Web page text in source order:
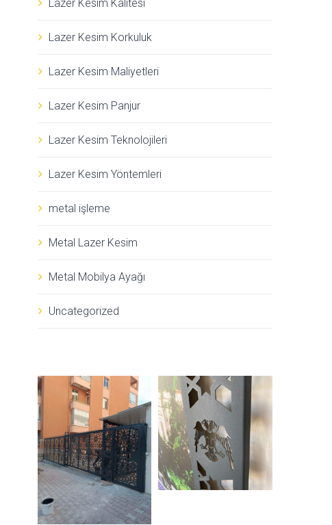
Lazer Kesim Kalitesi
Lazer Kesim Korkuluk
Lazer Kesim Maliyetleri
Lazer Kesim Panjur
Lazer Kesim Teknolojileri
Lazer Kesim Yöntemleri
metal işleme
Metal Lazer Kesim
Metal Mobilya Ayağı
Uncategorized